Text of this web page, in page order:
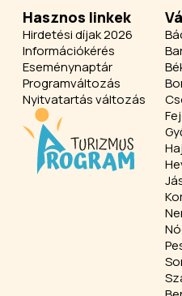
Hasznos linkek
Hirdetési díjak 2026
Információkérés
Eseménynaptár
Programváltozás
Nyitvatartás változás